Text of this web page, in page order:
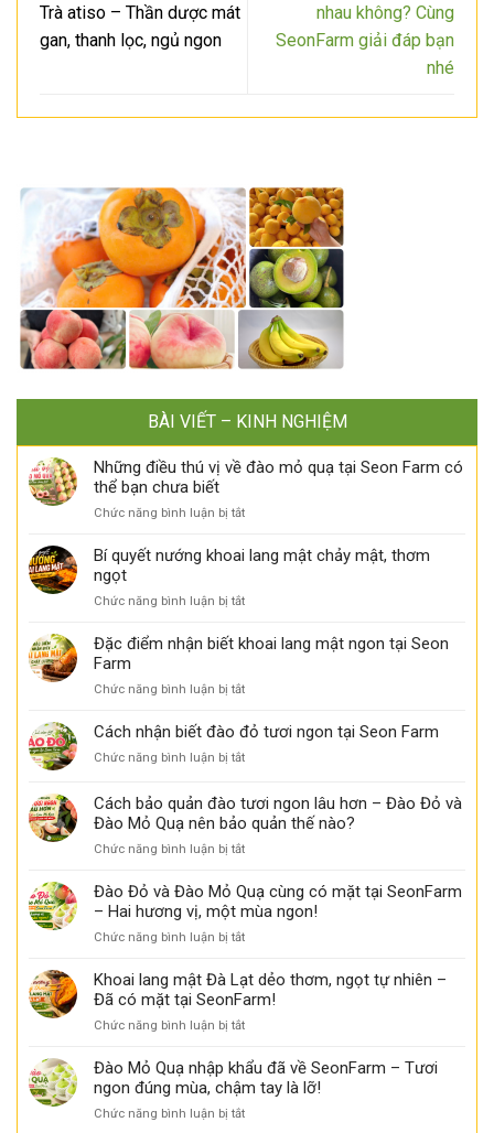
Trà atiso – Thần dược mát
gan, thanh lọc, ngủ ngon
nhau không? Cùng
SeonFarm giải đáp bạn
nhé
BÀI VIẾT – KINH NGHIỆM
Những điều thú vị về đào mỏ quạ tại Seon Farm có
thể bạn chưa biết
Chức năng bình luận bị tắtở
điều
về
mỏ
có
thể
biết
Bí quyết nướng khoai lang mật chảy mật, thơm
ngọt
Chức năng bình luận bị tắtở
quyết
lang
chảy
Đặc điểm nhận biết khoai lang mật ngon tại Seon
Farm
Chức năng bình luận bị tắtở
điểm
biết
lang
mật
tại
Farm
Cách nhận biết đào đỏ tươi ngon tại Seon Farm
Chức năng bình luận bị tắtở
nhận
biết
đào
đỏ
ngon
tại
Farm
Cách bảo quản đào tươi ngon lâu hơn – Đào Đỏ và
Đào Mỏ Quạ nên bảo quản thế nào?
Chức năng bình luận bị tắtở
bảo
quản
tươi
lâu
hơn
và
Đào
Mỏ
Đào Đỏ và Đào Mỏ Quạ cùng có mặt tại SeonFarm
– Hai hương vị, một mùa ngon!
Chức năng bình luận bị tắtở
Đỏ
và
Mỏ
cùng
có
Khoai lang mật Đà Lạt dẻo thơm, ngọt tự nhiên –
Đã có mặt tại SeonFarm!
Chức năng bình luận bị tắtở
lang
mật
Lạt
Đào Mỏ Quạ nhập khẩu đã về SeonFarm – Tươi
ngon đúng mùa, chậm tay là lỡ!
Chức năng bình luận bị tắtở